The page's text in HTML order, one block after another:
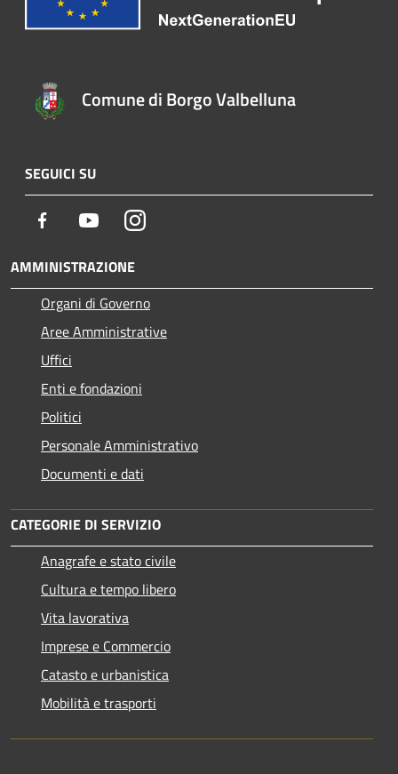
Comune di Borgo Valbelluna
SEGUICI SU
Facebook YoutubeInstagram
AMMINISTRAZIONE
Organi di Governo
Aree Amministrative
Uffici
Enti e fondazioni
Politici
Personale Amministrativo
Documenti e dati
CATEGORIE DI SERVIZIO
Anagrafe e stato civile
Cultura e tempo libero
Vita lavorativa
Imprese e Commercio
Catasto e urbanistica
Mobilità e trasporti